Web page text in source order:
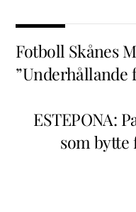
Fotboll Skånes
ESTEPONA:
som bytte